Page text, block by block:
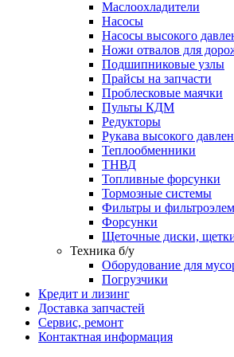
Маслоохладители
Насосы
Насосы высокого
Ножи отвалов для
Подшипниковые узлы
Прайсы на запчасти
Проблесковые маячки
Пульты КДМ
Редукторы
Рукава высокого
Теплообменники
ТНВД
Топливные форсунки
Тормозные системы
Фильтры и
Форсунки
Щеточные диски,
Техника б/у
Оборудование для
Погрузчики
Кредит и лизинг
Доставка запчастей
Сервис, ремонт
Контактная информация